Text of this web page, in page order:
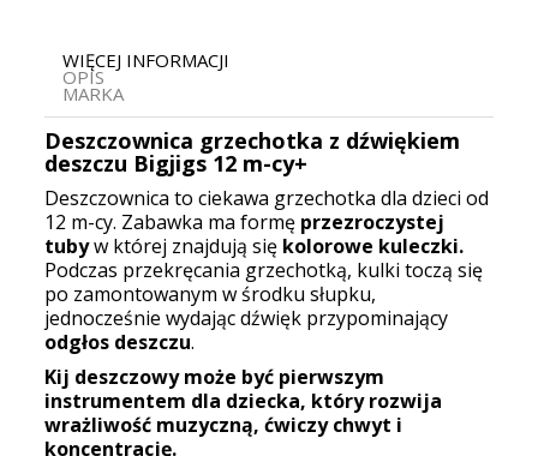
WIĘCEJ INFORMACJI
OPIS
MARKA
Deszczownica grzechotka z dźwiękiem
deszczu Bigjigs 12 m-cy+
Deszczownica to ciekawa grzechotka dla dzieci od
12 m-cy. Zabawka ma formę przezroczystej
tubyw której znajdują się kolorowe kuleczki.
Podczas przekręcania grzechotką, kulki toczą się
po zamontowanym w środku słupku,
jednocześnie wydając dźwięk przypominający
odgłos deszczu.
Kij deszczowy może być pierwszym
instrumentem dla dziecka, który rozwija
wrażliwość muzyczną, ćwiczy chwyt i
koncentrację.